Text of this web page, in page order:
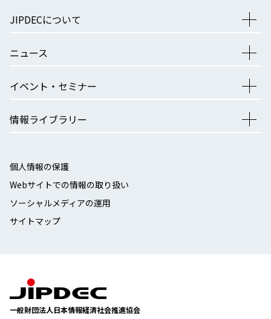
JIPDECについて
ニュース
イベント・セミナー
情報ライブラリー
個人情報の保護
Webサイトでの情報の取り扱い
ソーシャルメディアの運用
サイトマップ
一般財団法人日本情報経済社会推進協会